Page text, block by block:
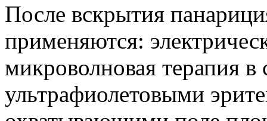
После вскрытия
применяются:
микроволновая терапия
ультрафиолетовыми